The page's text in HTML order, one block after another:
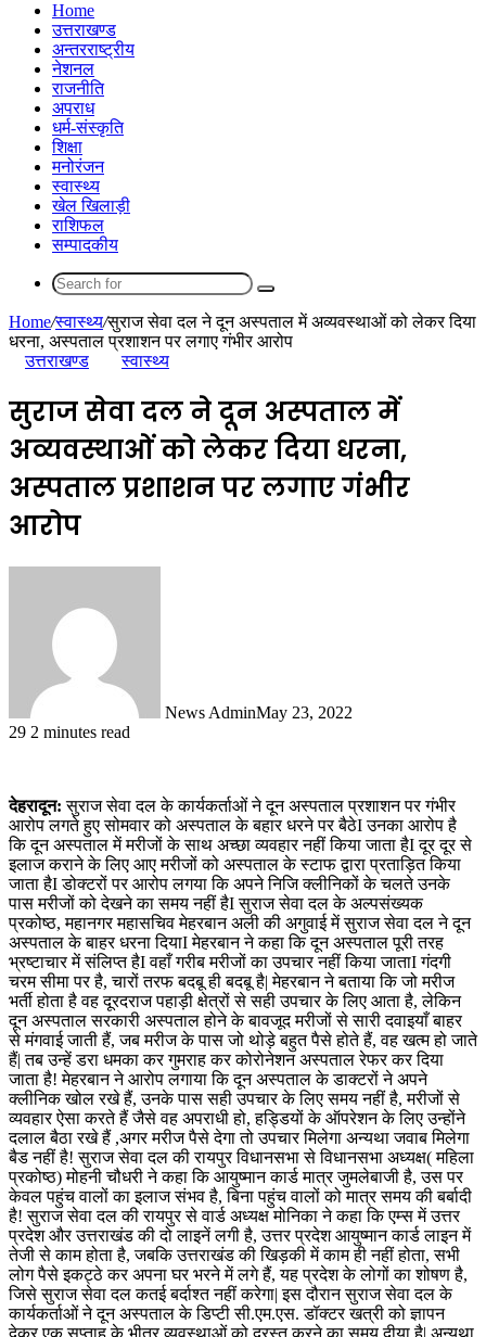
Home
उत्तराखण्ड
अन्तरराष्ट्रीय
नेशनल
राजनीति
अपराध
धर्म-संस्कृति
शिक्षा
मनोरंजन
स्वास्थ्य
खेल खिलाड़ी
राशिफल
सम्पादकीय
Search
Home/स्वास्थ्य/सुराज सेवा दल ने दून अस्पताल में अव्यवस्थाओं को लेकर दिया
धरना, अस्पताल प्रशाशन पर लगाए गंभीर आरोप
उत्तराखण्ड
स्वास्थ्य
सुराज सेवा दल ने दून अस्पताल में
अव्यवस्थाओं को लेकर दिया धरना,
अस्पताल प्रशाशन पर लगाए गंभीर
आरोप
News AdminMay 23, 2022
29 2 minutes read
देहरादून:सुराज सेवा दल के कार्यकर्ताओं ने दून अस्पताल प्रशाशन पर गंभीर
आरोप लगते हुए सोमवार को अस्पताल के बहार धरने पर बैठेI उनका आरोप है
कि दून अस्पताल में मरीजों के साथ अच्छा व्यवहार नहीं किया जाता हैI दूर दूर से
इलाज कराने के लिए आए मरीजों को अस्पताल के स्टाफ द्वारा प्रताड़ित किया
जाता हैI डोक्टरों पर आरोप लगया कि अपने निजि क्लीनिकों के चलते उनके
पास मरीजों को देखने का समय नहीं हैI सुराज सेवा दल के अल्पसंख्यक
प्रकोष्ठ, महानगर महासचिव मेहरबान अली की अगुवाई में सुराज सेवा दल ने दून
अस्पताल के बाहर धरना दियाI मेहरबान ने कहा कि दून अस्पताल पूरी तरह
भ्रष्टाचार में संलिप्त हैI वहाँ गरीब मरीजों का उपचार नहीं किया जाताI गंदगी
चरम सीमा पर है, चारों तरफ बदबू ही बदबू है| मेहरबान ने बताया कि जो मरीज
भर्ती होता है वह दूरदराज पहाड़ी क्षेत्रों से सही उपचार के लिए आता है, लेकिन
दून अस्पताल सरकारी अस्पताल होने के बावजूद मरीजों से सारी दवाइयाँ बाहर
से मंगवाई जाती हैं, जब मरीज के पास जो थोड़े बहुत पैसे होते हैं, वह खत्म हो जाते
हैं| तब उन्हें डरा धमका कर गुमराह कर कोरोनेशन अस्पताल रेफर कर दिया
जाता है! मेहरबान ने आरोप लगाया कि दून अस्पताल के डाक्टरों ने अपने
क्लीनिक खोल रखे हैं, उनके पास सही उपचार के लिए समय नहीं है, मरीजों से
व्यवहार ऐसा करते हैं जैसे वह अपराधी हो, हड्डियों के ऑपरेशन के लिए उन्होंने
दलाल बैठा रखे हैं ,अगर मरीज पैसे देगा तो उपचार मिलेगा अन्यथा जवाब मिलेगा
बैड नहीं है! सुराज सेवा दल की रायपुर विधानसभा से विधानसभा अध्यक्ष( महिला
प्रकोष्ठ) मोहनी चौधरी ने कहा कि आयुष्मान कार्ड मात्र जुमलेबाजी है, उस पर
केवल पहुंच वालों का इलाज संभव है, बिना पहुंच वालों को मात्र समय की बर्बादी
है! सुराज सेवा दल की रायपुर से वार्ड अध्यक्ष मोनिका ने कहा कि एम्स में उत्तर
प्रदेश और उत्तराखंड की दो लाइनें लगी है, उत्तर प्रदेश आयुष्मान कार्ड लाइन में
तेजी से काम होता है, जबकि उत्तराखंड की खिड़की में काम ही नहीं होता, सभी
लोग पैसे इकट्ठे कर अपना घर भरने में लगे हैं, यह प्रदेश के लोगों का शोषण है,
जिसे सुराज सेवा दल कतई बर्दाश्त नहीं करेगा| इस दौरान सुराज सेवा दल के
कार्यकर्ताओं ने दून अस्पताल के डिप्टी सी.एम.एस. डॉक्टर खत्री को ज्ञापन
देकर एक सप्ताह के भीतर व्यवस्थाओं को दुरस्त करने का समय दीया है| अन्यथा